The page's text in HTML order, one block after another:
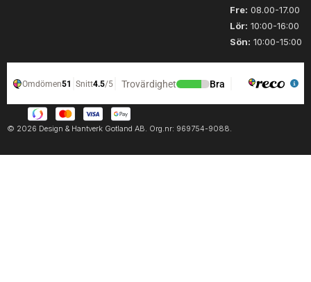
Fre: 08.00-17.00
Lör: 10:00-16:00
Sön: 10:00-15:00
© 2026 Design & Hantverk Gotland AB. Org.nr: 969754-9088.